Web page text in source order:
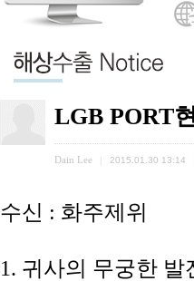
LGB PORT
Dain Lee 2015.01.30 13:14
수신 : 화주제위
1. 귀사의 무궁한